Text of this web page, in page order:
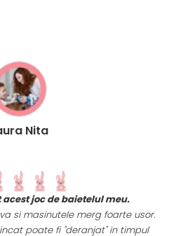
Nita
joc de baietelul meu.
si masinutele merg foarte usor.
poate fi "deranjat" in timpul